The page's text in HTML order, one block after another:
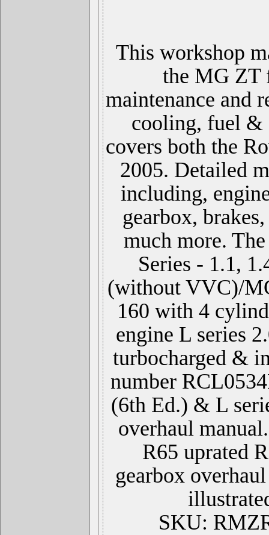
This workshop
the MG ZT
maintenance and
cooling, fuel &
covers both the
2005. Detailed
including,
gearbox,
much more.
Series - 1.1,
(without VVC)/
160 with 4
engine L series
turbocharged &
number
(6th Ed.) & L
overhaul
R65 uprated
gearbox
SKU: